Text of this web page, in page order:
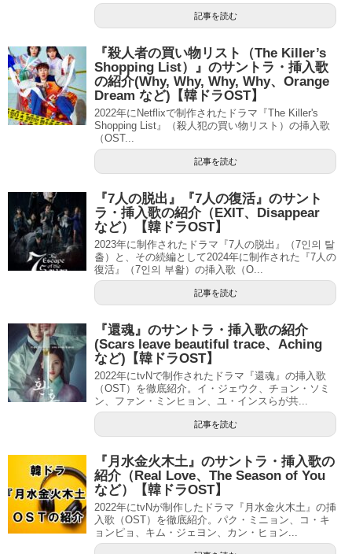
記事を読む
『殺人者の買い物リスト（The Killer’s
Shopping List）』のサントラ・挿入歌
の紹介(Why, Why, Why, Why、Orange
Dream など)【韓ドラOST】
2022年にNetflixで制作されたドラマ『The Killer's
Shopping List』（殺人犯の買い物リスト）の挿入歌
（OST...
記事を読む
『7人の脱出』『7人の復活』のサント
ラ・挿入歌の紹介（EXIT、Disappear
など）【韓ドラOST】
2023年に制作されたドラマ『7人の脱出』（7인의 탈
출）と、その続編として2024年に制作された『7人の
復活』（7인의 부활）の挿入歌（O...
記事を読む
『還魂』のサントラ・挿入歌の紹介
(Scars leave beautiful trace、Aching
など)【韓ドラOST】
2022年にtvNで制作されたドラマ『還魂』の挿入歌
（OST）を徹底紹介。イ・ジェウク、チョン・ソミ
ン、ファン・ミンヒョン、ユ・インスらが共...
記事を読む
『月水金火木土』のサントラ・挿入歌の
紹介（Real Love、The Season of You
など）【韓ドラOST】
2022年にtvNが制作したドラマ『月水金火木土』の挿
入歌（OST）を徹底紹介。パク・ミニョン、コ・キ
ョンピョ、キム・ジェヨン、カン・ヒョン...